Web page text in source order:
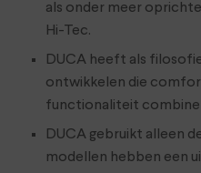
als onder meer
Hi-Tec.
DUCA heeft als
ontwikkelen die
functionaliteit
DUCA gebruikt alleen
modellen hebben een